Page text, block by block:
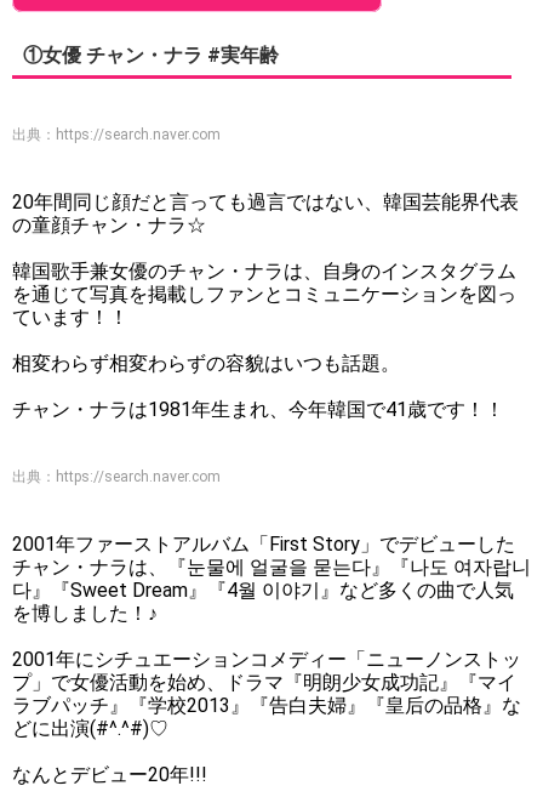
①女優 チャン・ナラ #実年齢
出典： https://search.naver.com
20年間同じ顔だと言っても過言ではない、韓国芸能界代表
の童顔チャン・ナラ☆
韓国歌手兼女優のチャン・ナラは、自身のインスタグラム
を通じて写真を掲載しファンとコミュニケーションを図っ
ています！！
相変わらず相変わらずの容貌はいつも話題。
チャン・ナラは1981年生まれ、今年韓国で41歳です！！
出典： https://search.naver.com
2001年ファーストアルバム「First Story」でデビューした
チャン・ナラは、『눈물에 얼굴을 묻는다』『나도 여자랍니
다』『Sweet Dream』『4월 이야기』など多くの曲で人気
を博しました！♪
2001年にシチュエーションコメディー「ニューノンストッ
プ」で女優活動を始め、ドラマ『明朗少女成功記』『マイ
ラブパッチ』『学校2013』『告白夫婦』『皇后の品格』な
どに出演(#^.^#)♡
なんとデビュー20年!!!